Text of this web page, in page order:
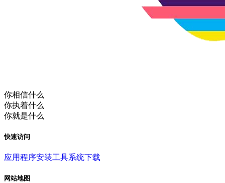
你相信什么
你执着什么
你就是什么
快速访问
应用程序安装工具系统下载
网站地图